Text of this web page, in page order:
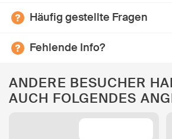
Häufig gestellte Fragen
Fehlende Info?
ANDERE BESUCHER
AUCH FOLGENDES